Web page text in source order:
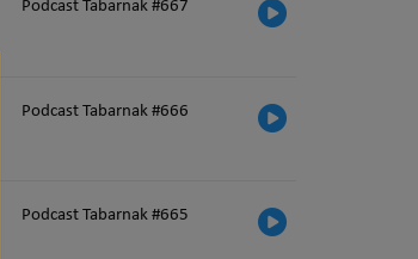
Podcast Tabarnak #667
Podcast Tabarnak #666
Podcast Tabarnak #665